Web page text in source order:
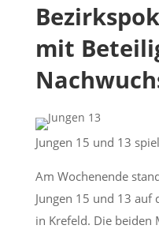
mit
Jungen 15 und 13
Am Wochenende
Jungen 15 und 13 auf
in Krefeld. Die beiden